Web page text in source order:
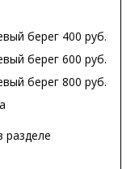
берег 400 руб.
берег 600 руб.
берег 800 руб.
разделе